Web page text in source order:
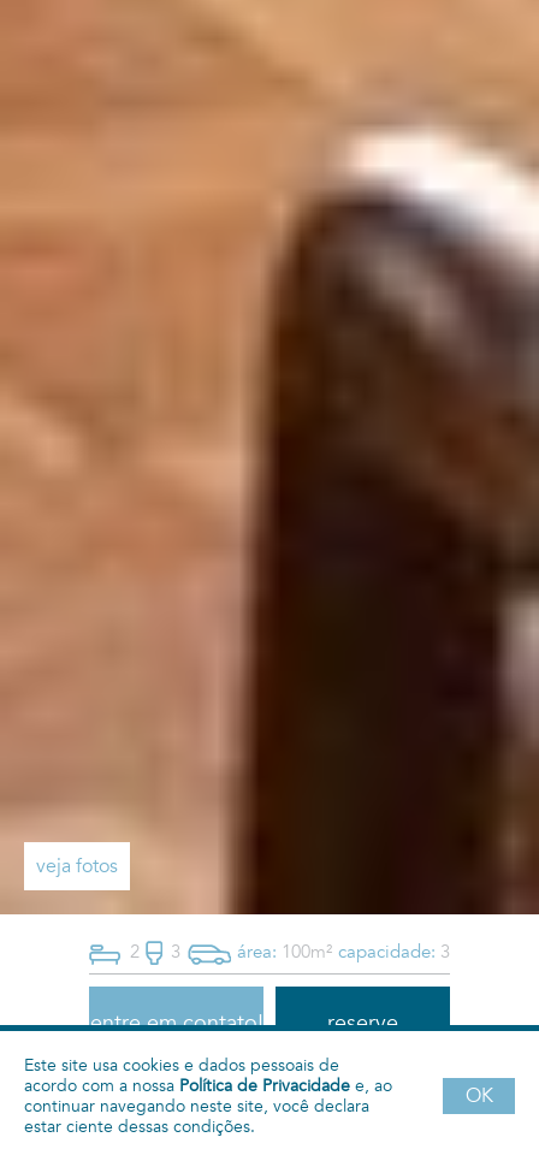
veja fotos
2 3 área: 100m² capacidade: 3
entre em contato! reserve
Semanal Mensal Quadrienal Anual
Este site usa cookies e dados pessoais de
acordo com a nossa Política de Privacidade e, ao
continuar navegando neste site, você declara
estar ciente dessas condições.
OK